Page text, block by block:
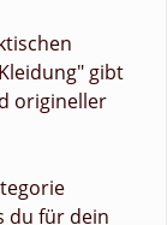
gibt
origineller
du für dein